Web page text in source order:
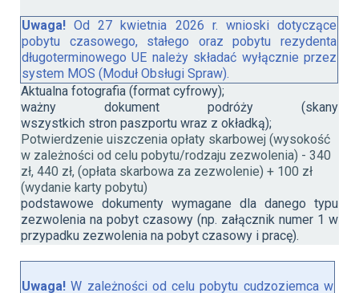
Uwaga!Od27 kwietnia 2026 r. wnioski dotyczące
pobytu czasowego, stałego oraz pobytu rezydenta
długoterminowego UE należy składać wyłącznie przez
system MOS (Moduł Obsługi Spraw).
Aktualna fotografia (format cyfrowy);
ważny dokument podróży (skany
wszystkich stron paszportu wraz z okładką);
Potwierdzenie uiszczenia opłaty skarbowej (wysokość
w zależności od celu pobytu/rodzaju zezwolenia) - 340
zł, 440 zł, (opłata skarbowa za zezwolenie) + 100 zł
(wydanie karty pobytu)
podstawowe dokumenty wymagane dla danego typu
zezwolenia na pobyt czasowy (np. załącznik numer 1 w
przypadku zezwolenia na pobyt czasowy i pracę).
Uwaga!W zależności od celu pobytu cudzoziemca w